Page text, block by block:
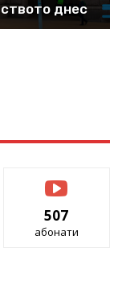
днес
507
абонати